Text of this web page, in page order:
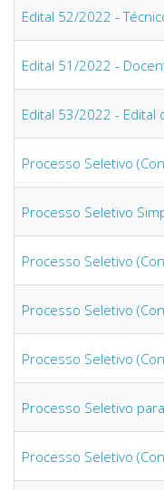
Edital 52/2022 -
Edital 51/2022 -
Edital 53/2022 -
Processo Seletivo
Processo Seletivo
Processo Seletivo
Processo Seletivo
Processo Seletivo
Processo Seletivo
Processo Seletivo